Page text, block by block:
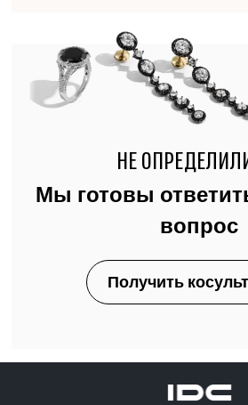
НЕ
Мы готовы
вопрос
Получить